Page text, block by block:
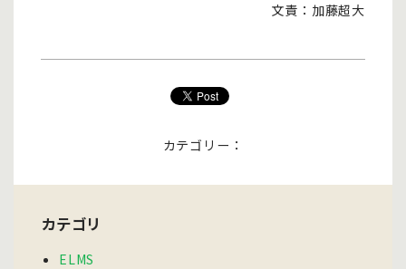
文責：加藤超大
カテゴリー：
カテゴリ
ELMS